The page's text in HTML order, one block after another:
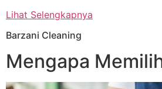
Lihat Selengkapnya
Barzani Cleaning
Mengapa